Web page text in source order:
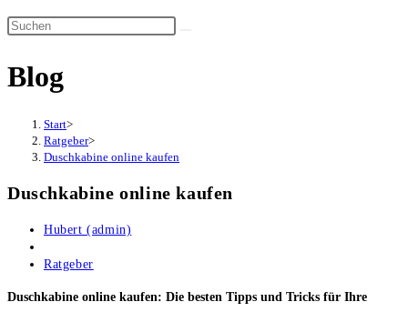
umschalten
Blog
Start>
Ratgeber>
Duschkabine online kaufen
Duschkabine online kaufen
Beitrags-
Hubert (admin)
veröffentlicht:
Beitrags-
Ratgeber
Duschkabine online kaufen: Die besten Tipps und Tricks für Ihre